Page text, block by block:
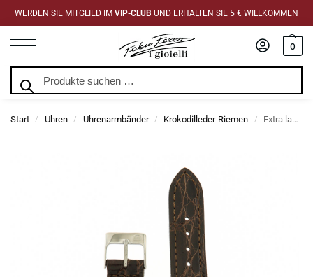
WERDEN SIE MITGLIED IM VIP-CLUB UND ERHALTEN SIE 5 € WILLKOMMEN
0
Start / Uhren / Uhrenarmbänder / Krokodilleder-Riemen / Extra langes dunkelbraunes Krokodillederarmband